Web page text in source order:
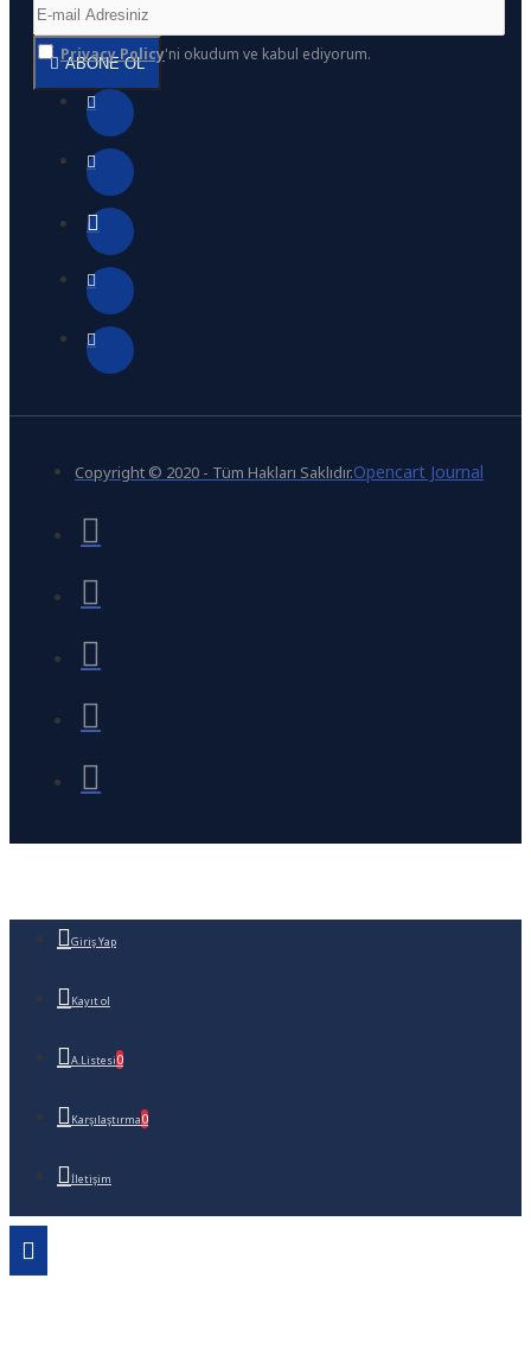
ABONE OL
Privacy Policy'ni okudum ve kabul ediyorum.
Copyright © 2020 - Tüm Hakları Saklıdır.Opencart Journal
Giriş Yap
Kayıt ol
A.Listesi0
Karşılaştırma0
İletişim